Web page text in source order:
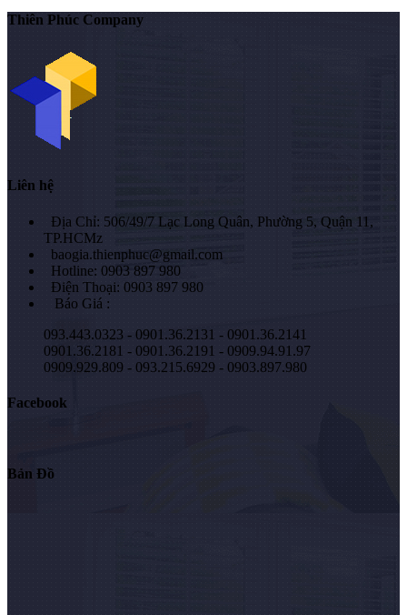
Thiên Phúc Company
Liên hệ
Địa Chỉ: 506/49/7 Lạc Long Quân, Phường 5, Quận 11,
TP.HCMz
baogia.thienphuc@gmail.com
Hotline: 0903 897 980
Điện Thoại: 0903 897 980
Báo Giá :
093.443.0323 - 0901.36.2131 - 0901.36.2141
0901.36.2181 - 0901.36.2191 - 0909.94.91.97
0909.929.809 - 093.215.6929 - 0903.897.980
Facebook
Bản Đồ